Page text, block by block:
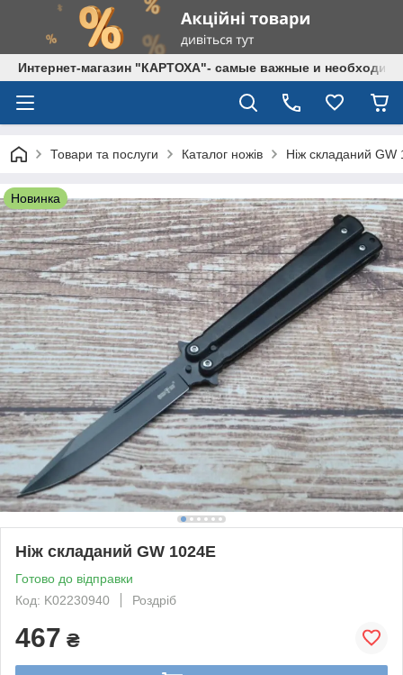
Интернет-магазин "КАРТОХА"- самые важные и
Товари та послуги Каталог ножів Ніж складаний GW
Новинка
Ніж складаний GW 1024Е
Готово до відправки
Код: K02230940
Роздріб
467 ₴